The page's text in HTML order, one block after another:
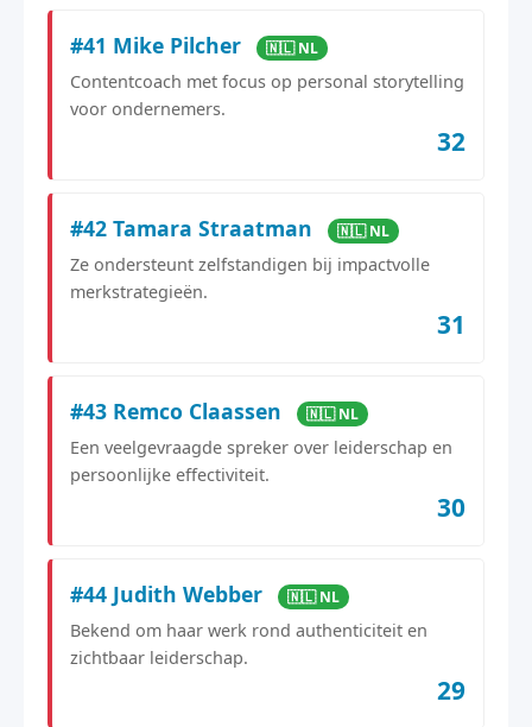
#41 Mike Pilcher 🇳🇱 NL
Contentcoach met focus op personal storytelling
voor ondernemers.
32
#42 Tamara Straatman 🇳🇱 NL
Ze ondersteunt zelfstandigen bij impactvolle
merkstrategieën.
31
#43 Remco Claassen 🇳🇱 NL
Een veelgevraagde spreker over leiderschap en
persoonlijke effectiviteit.
30
#44 Judith Webber 🇳🇱 NL
Bekend om haar werk rond authenticiteit en
zichtbaar leiderschap.
29